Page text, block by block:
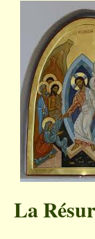
La